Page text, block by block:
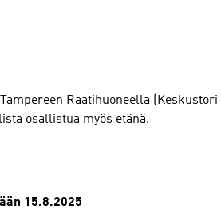
Raatihuoneella (Keskustori
osallistua myös etänä.
15.8.2025